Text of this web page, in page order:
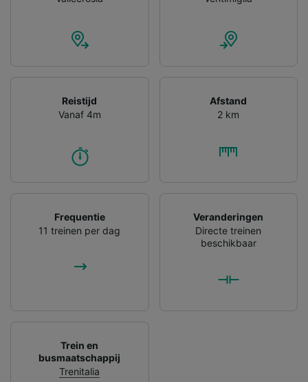
Reistijd
Vanaf 4m
Afstand
2 km
Frequentie
11 treinen per dag
Veranderingen
Directe treinen
beschikbaar
Trein en
busmaatschappij
Trenitalia
gevraagd om je niet te volgen.
Wij en onze partners verwerken gegevens
voor de volgende doeleinden:
Precieze geolocatiegegevens gebruiken. De
apparaatkenmerken actief scannen ter
opslaan en/of openen. Gepersonaliseerde
advertenties en content, advertentie- en
ontwikkeling van diensten.
Partnerlijst (derden)